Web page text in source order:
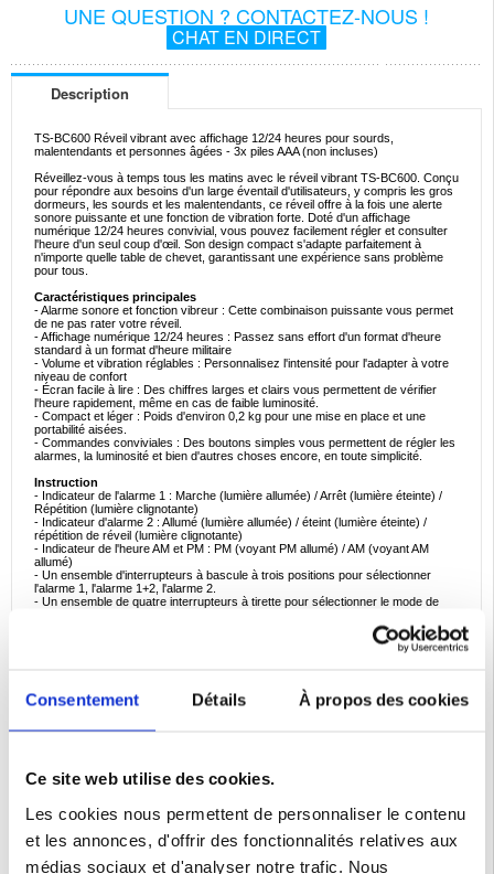
Consentement Détails À propos des cookies
Ce site web utilise des cookies.
Les cookies nous permettent de personnaliser le contenu
et les annonces, d'offrir des fonctionnalités relatives aux
médias sociaux et d'analyser notre trafic. Nous
UNE QUESTION ? CONTACTEZ-NOUS !
CHAT EN DIRECT
Description
TS-BC600 Réveil vibrant avec affichage 12/24 heures pour sourds,
malentendants et personnes âgées - 3x piles AAA (non incluses)
Réveillez-vous à temps tous les matins avec le réveil vibrant TS-BC600. Conçu
pour répondre aux besoins d'un large éventail d'utilisateurs, y compris les gros
dormeurs, les sourds et les malentendants, ce réveil offre à la fois une alerte
sonore puissante et une fonction de vibration forte. Doté d'un affichage
numérique 12/24 heures convivial, vous pouvez facilement régler et consulter
l'heure d'un seul coup d'œil. Son design compact s'adapte parfaitement à
n'importe quelle table de chevet, garantissant une expérience sans problème
pour tous.
Caractéristiques principales
- Alarme sonore et fonction vibreur : Cette combinaison puissante vous permet
de ne pas rater votre réveil.
- Affichage numérique 12/24 heures : Passez sans effort d'un format d'heure
standard à un format d'heure militaire
- Volume et vibration réglables : Personnalisez l'intensité pour l'adapter à votre
niveau de confort
- Écran facile à lire : Des chiffres larges et clairs vous permettent de vérifier
l'heure rapidement, même en cas de faible luminosité.
- Compact et léger : Poids d'environ 0,2 kg pour une mise en place et une
portabilité aisées.
- Commandes conviviales : Des boutons simples vous permettent de régler les
alarmes, la luminosité et bien d'autres choses encore, en toute simplicité.
Instruction
- Indicateur de l'alarme 1 : Marche (lumière allumée) / Arrêt (lumière éteinte) /
Répétition (lumière clignotante)
- Indicateur d'alarme 2 : Allumé (lumière allumée) / éteint (lumière éteinte) /
répétition de réveil (lumière clignotante)
- Indicateur de l'heure AM et PM : PM (voyant PM allumé) / AM (voyant AM
allumé)
- Un ensemble d'interrupteurs à bascule à trois positions pour sélectionner
l'alarme 1, l'alarme 1+2, l'alarme 2.
- Un ensemble de quatre interrupteurs à tirette pour sélectionner le mode de
- Lorsque l'alarme retentit, si aucun bouton n'est actionné, l'alarme dure 5
: 1-30 minutes réglables)
- Touche Plus : changement de format 12/24 heures
l'écran
- Personnes âgées ou malentendantes : La vibration fiable et l'alerte forte
offrent une plus grande tranquillité d'esprit.
s'endormir les matins chargés.
- Travailleurs postés : Les alarmes multiples et le volume réglable s'adaptent
aux rythmes de sommeil irréguliers.
- Compagnon de voyage : Léger, il se glisse facilement dans une valise pour les
réveils en déplacement.